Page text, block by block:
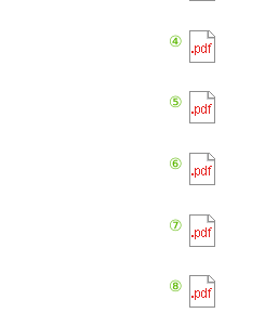
④
⑤
⑥
⑦
⑧